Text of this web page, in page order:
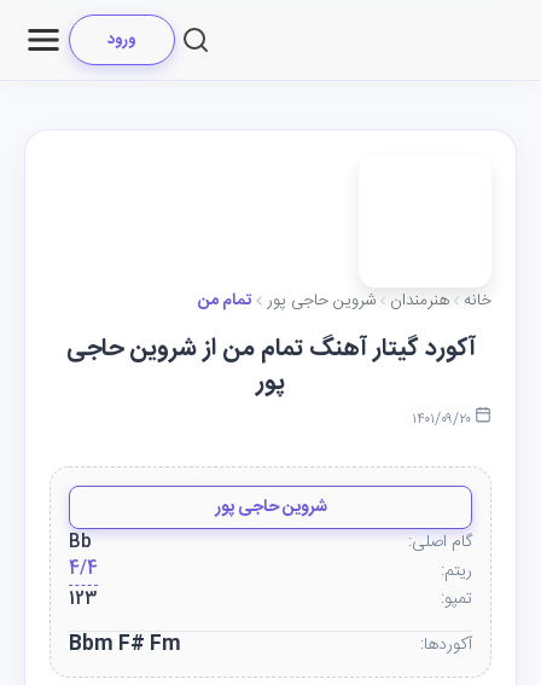
ورود
خانه هنرمندان شروین حاجی پور تمام من
آکورد گیتار آهنگ تمام من از شروین حاجی
پور
شروین حاجی پور
گام اصلی:
Bb
ریتم:
4/4
تمپو:
123
آکوردها:
Bbm F# Fm